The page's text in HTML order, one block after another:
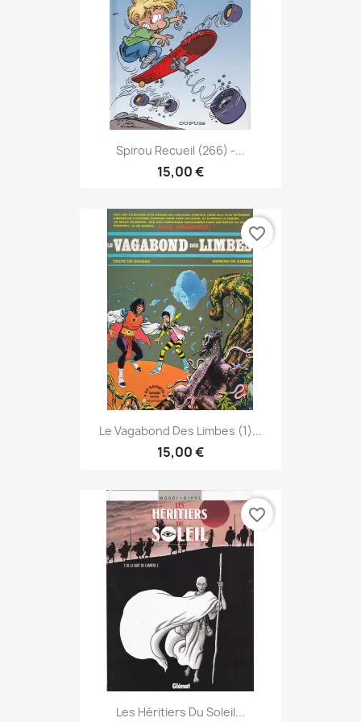
Spirou Recueil (266) -...
15,00 €
Le Vagabond Des Limbes (1)...
15,00 €
favorite_border
Les Héritiers Du Soleil...
favorite_border